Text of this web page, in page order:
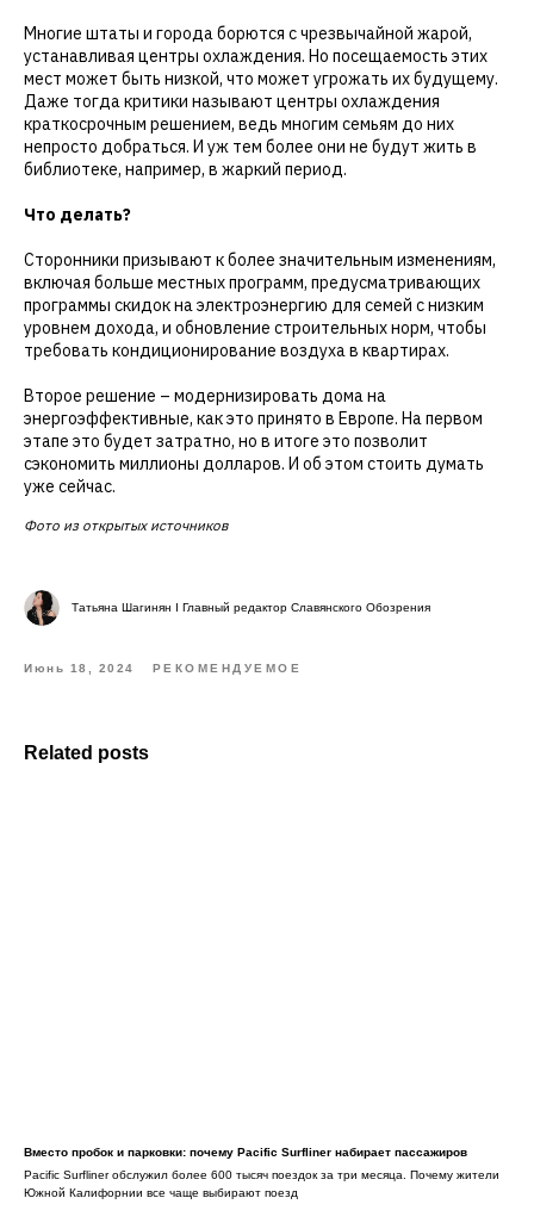
Многие штаты и города борются с чрезвычайной жарой,
устанавливая центры охлаждения. Но посещаемость этих
мест может быть низкой, что может угрожать их будущему.
Даже тогда критики называют центры охлаждения
краткосрочным решением, ведь многим семьям до них
непросто добраться. И уж тем более они не будут жить в
библиотеке, например, в жаркий период.
Что делать?
Сторонники призывают к более значительным изменениям,
включая больше местных программ, предусматривающих
программы скидок на электроэнергию для семей с низким
уровнем дохода, и обновление строительных норм, чтобы
требовать кондиционирование воздуха в квартирах.
Второе решение – модернизировать дома на
энергоэффективные, как это принято в Европе. На первом
этапе это будет затратно, но в итоге это позволит
сэкономить миллионы долларов. И об этом стоить думать
уже сейчас.
Фото из открытых источников
Татьяна Шагинян I Главный редактор Славянского Обозрения
Июнь 18, 2024 РЕКОМЕНДУЕМОЕ
Related posts
Вместо пробок и парковки: почему Pacific Surfliner набирает пассажиров
Pacific Surfliner обслужил более 600 тысяч поездок за три месяца. Почему жители
Южной Калифорнии все чаще выбирают поезд